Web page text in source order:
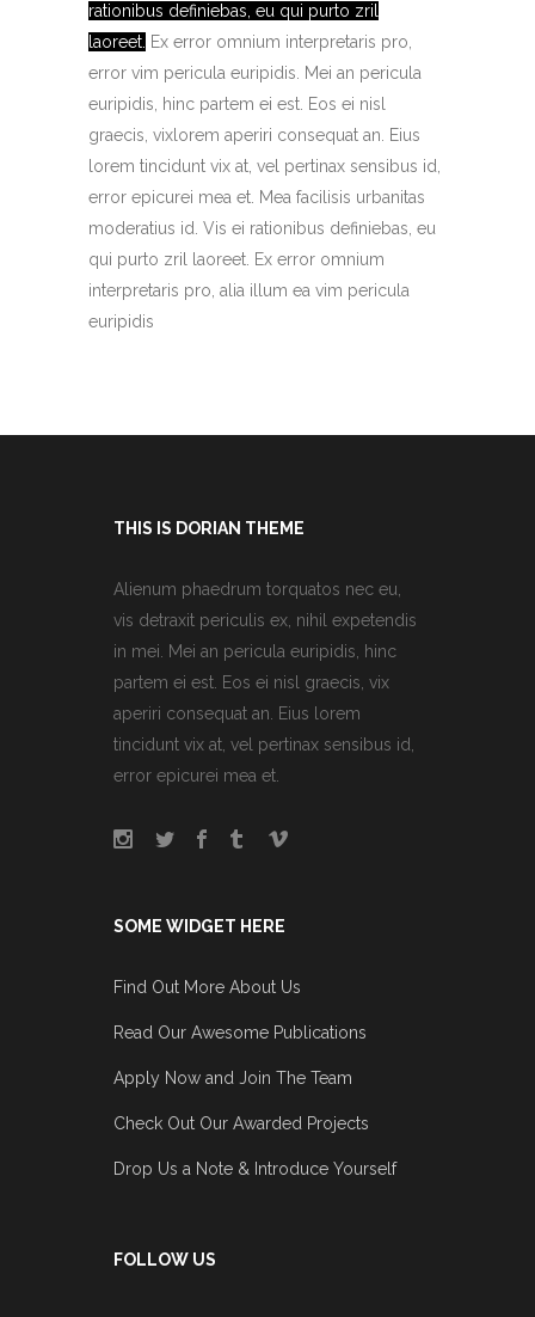
rationibus definiebas, eu qui purto zril
laoreet. Ex error omnium interpretaris pro,
error vim pericula euripidis. Mei an pericula
euripidis, hinc partem ei est. Eos ei nisl
graecis, vixlorem aperiri consequat an. Eius
lorem tincidunt vix at, vel pertinax sensibus id,
error epicurei mea et. Mea facilisis urbanitas
moderatius id. Vis ei rationibus definiebas, eu
qui purto zril laoreet. Ex error omnium
interpretaris pro, alia illum ea vim pericula
euripidis
THIS IS DORIAN THEME
Alienum phaedrum torquatos nec eu,
vis detraxit periculis ex, nihil expetendis
in mei. Mei an pericula euripidis, hinc
partem ei est. Eos ei nisl graecis, vix
aperiri consequat an. Eius lorem
tincidunt vix at, vel pertinax sensibus id,
error epicurei mea et.
SOME WIDGET HERE
Find Out More About Us
Read Our Awesome Publications
Apply Now and Join The Team
Check Out Our Awarded Projects
Drop Us a Note & Introduce Yourself
FOLLOW US